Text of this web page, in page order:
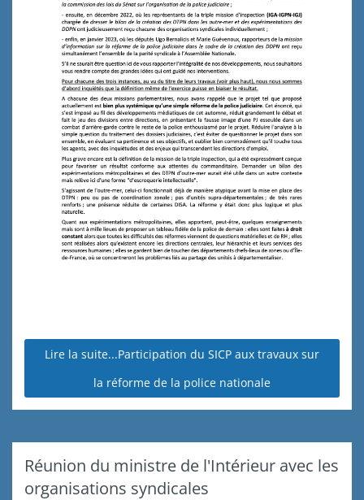
Lire la suite...Participation du SICP aux travaux sur
la réforme de la police nationale
Réunion du ministre de l'Intérieur avec les
organisations syndicales